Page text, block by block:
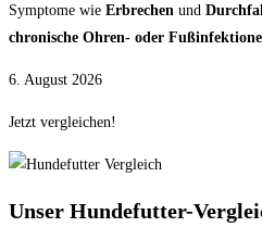
Symptome wie Erbrechen und
chronische Ohren- oder
6. August 2026
Jetzt vergleichen!
Unser Hundefutter-